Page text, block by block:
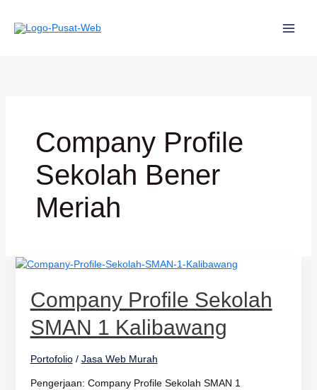
konten
Company Profile
Sekolah Bener
Meriah
Company Profile Sekolah
SMAN 1 Kalibawang
Portofolio/ Jasa Web Murah
Pengerjaan: Company Profile Sekolah SMAN 1
Company
Sekolah
SMAN
1
Kalibawang